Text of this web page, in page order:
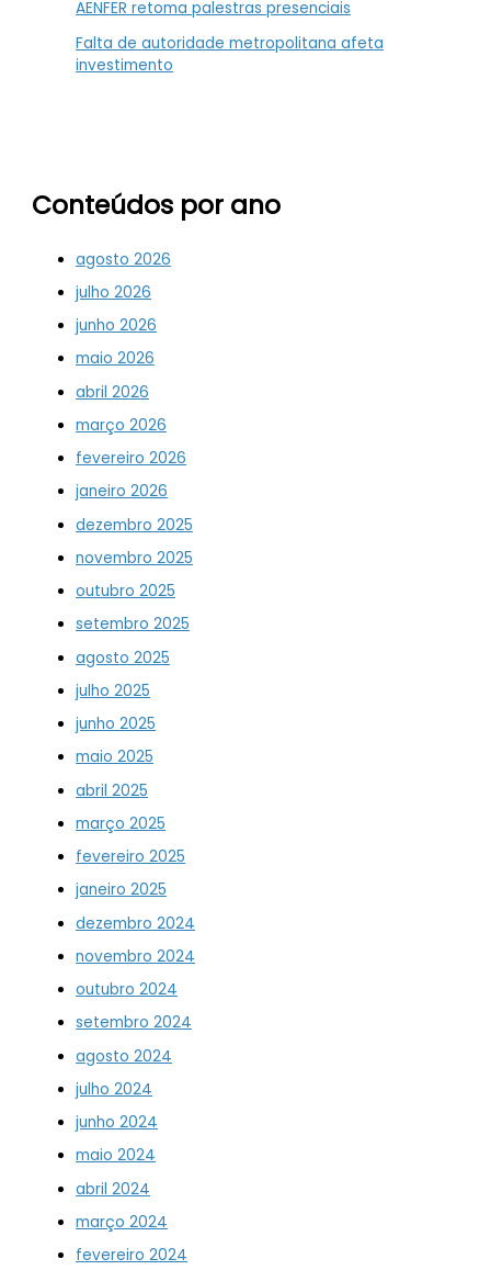
AENFER retoma palestras presenciais
Falta de autoridade metropolitana afeta
investimento
Conteúdos por ano
agosto 2026
julho 2026
junho 2026
maio 2026
abril 2026
março 2026
fevereiro 2026
janeiro 2026
dezembro 2025
novembro 2025
outubro 2025
setembro 2025
agosto 2025
julho 2025
junho 2025
maio 2025
abril 2025
março 2025
fevereiro 2025
janeiro 2025
dezembro 2024
novembro 2024
outubro 2024
setembro 2024
agosto 2024
julho 2024
junho 2024
maio 2024
abril 2024
março 2024
fevereiro 2024